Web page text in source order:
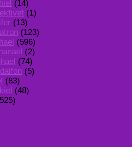
(14)
(1)
(13)
(123)
(596)
(2)
(74)
(5)
(83)
(48)